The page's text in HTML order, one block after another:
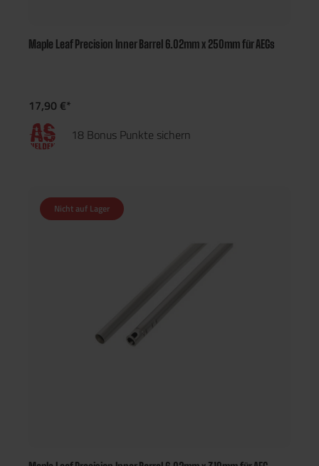
Maple Leaf Precision Inner Barrel 6.02mm x 250mm für AEGs
17,90 €*
18 Bonus Punkte sichern
Nicht auf Lager